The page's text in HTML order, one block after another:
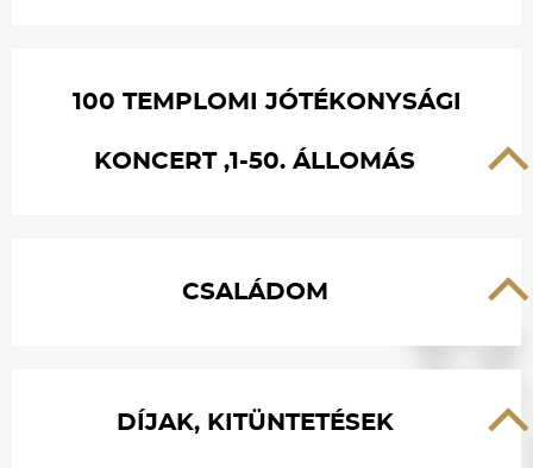
100 TEMPLOMI JÓTÉKONYSÁGI
KONCERT ,1-50. ÁLLOMÁS
CSALÁDOM
DÍJAK, KITÜNTETÉSEK